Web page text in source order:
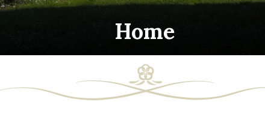
Home